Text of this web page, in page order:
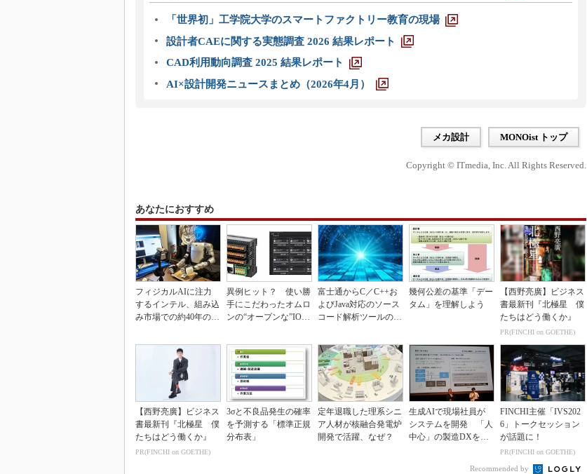
「世界初」工学院大学のスマートファクトリー教育の現場
設計者CAEに関する実態調査 2026 結果レポート
CAD利用動向調査 2025 結果レポート
AI×設計開発ニュースまとめ（2026年4月）
メカ設計 MONOist トップ
Copyright © ITmedia, Inc. All Rights Reserved.
あなたにおすすめ
フィジカルAIに注力
するインテル、組み込
み市場での約40年の実
異例ヒット？ 使い勝
手にこだわったオムロ
ンの“オープンな”IO-L
富士通からC／C++お
よびJava対応のソース
コード解析ツールの資
幾何公差の基準「デー
タム」を理解しよう
【西野亮廣】ビジネス
書最新刊『北極星 僕
たちはどう働くか』
PR(FINCHI on GOETHE)
【西野亮廣】ビジネス
書最新刊『北極星 僕
たちはどう働くか』
PR(FINCHI on GOETHE)
3σと不良品発生の確率
を予測する「標準正規
分布表」
定年退職した理系シニ
ア人材が核融合発電炉
開発で活躍、なぜ？
生成AIで現場社員が
システムを開発 「人
中心」の製造DXを自
FINCHI主催「IVS202
6」トークセッション
が話題に！
PR(FINCHI on GOETHE)
Recommended by